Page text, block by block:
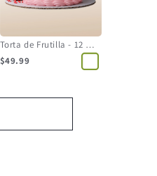
Torta de Frutilla - 12 Personas
$49.99